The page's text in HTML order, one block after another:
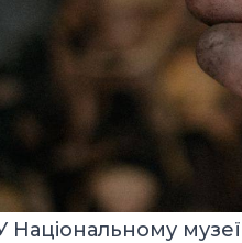
Національному